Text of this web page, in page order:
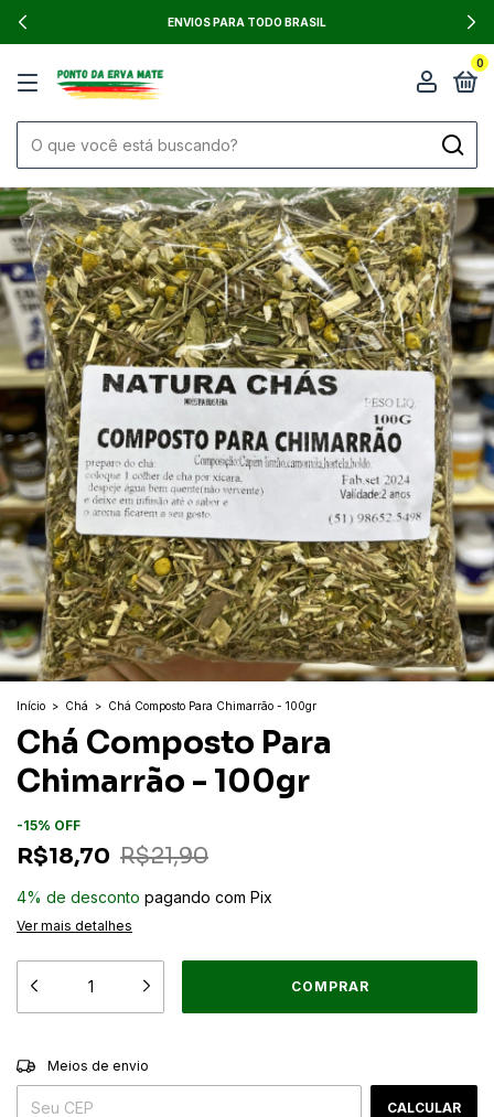
ENVIOS PARA TODO BRASIL
0
Início > Chá > Chá Composto Para Chimarrão - 100gr
Chá Composto Para
Chimarrão - 100gr
-15% OFF
R$18,70 R$21,90
4% de desconto pagando com Pix
Ver mais detalhes
Entregas para o CEP:
Meios de envio
CALCULAR